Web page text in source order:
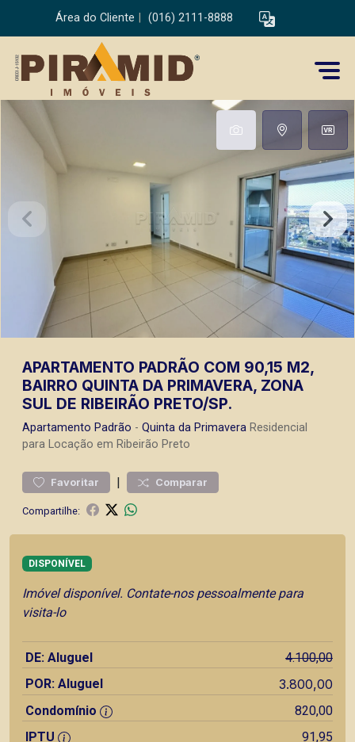
Área do Cliente (016) 2111-8888
APARTAMENTO PADRÃO COM 90,15 M2,
BAIRRO QUINTA DA PRIMAVERA, ZONA
SUL DE RIBEIRÃO PRETO/SP.
Apartamento Padrão - Quinta da Primavera Residencial
para Locação em Ribeirão Preto
Favoritar | Comparar
Compartilhe:
DISPONÍVEL
Imóvel disponível. Contate-nos pessoalmente para
visita-lo
DE: Aluguel
4.100,00
POR: Aluguel
3.800,00
Condomínio
820,00
IPTU
91,95